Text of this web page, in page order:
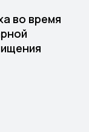
во время